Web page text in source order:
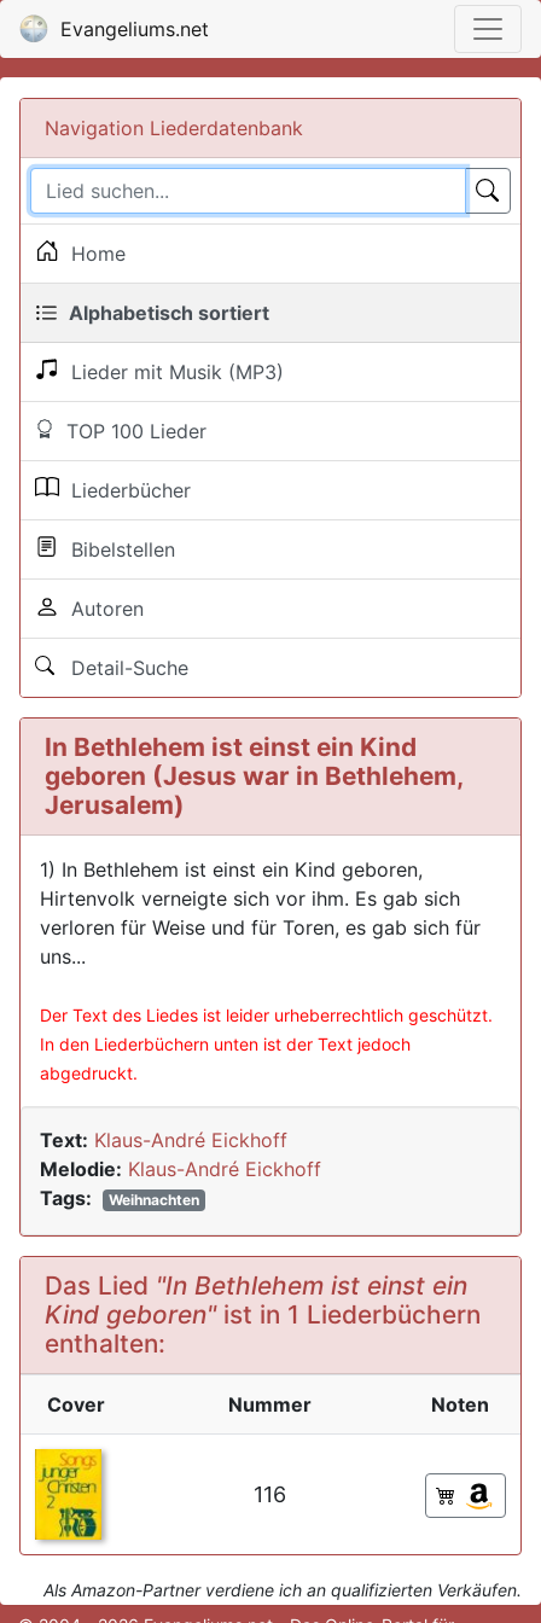
Evangeliums.net
Navigation Liederdatenbank
Home
Alphabetisch sortiert
Lieder mit Musik (MP3)
TOP 100 Lieder
Liederbücher
Bibelstellen
Autoren
Detail-Suche
In Bethlehem ist einst ein Kind
geboren (Jesus war in Bethlehem,
Jerusalem)
1) In Bethlehem ist einst ein Kind geboren,
Hirtenvolk verneigte sich vor ihm. Es gab sich
verloren für Weise und für Toren, es gab sich für
uns...
Der Text des Liedes ist leider urheberrechtlich geschützt.
In den Liederbüchern unten ist der Text jedoch
abgedruckt.
Text: Klaus-André Eickhoff
Melodie: Klaus-André Eickhoff
Tags:
Weihnachten
Das Lied "In Bethlehem ist einst ein
Kind geboren"ist in 1 Liederbüchern
enthalten:
Cover Nummer Noten
116
Als Amazon-Partner verdiene ich an qualifizierten Verkäufen.